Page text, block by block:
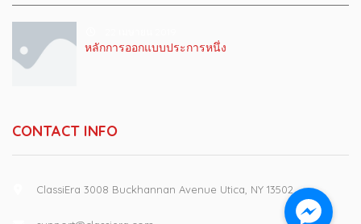
หลักการออกแบบประการหนึ่ง
CONTACT INFO
ClassiEra 3008 Buckhannan Avenue Utica, NY 13502